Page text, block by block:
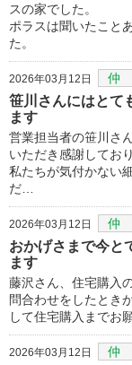
スの家でした。
ポラスは聞いたこと
た。
2026年03月12日 仲
笹川さんにはとて
ます
営業担当者の笹川さ
いただき感謝してお
私たちが気付かない
だ…
2026年03月12日 仲
おかげさまで今と
ます
藤沢さん、住宅購入
問合わせをしたとき
して住宅購入までお
2026年03月12日 仲